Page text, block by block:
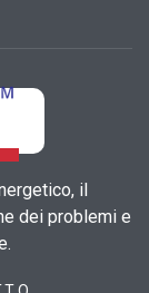
il
dei problemi e